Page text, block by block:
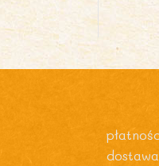
dostawa